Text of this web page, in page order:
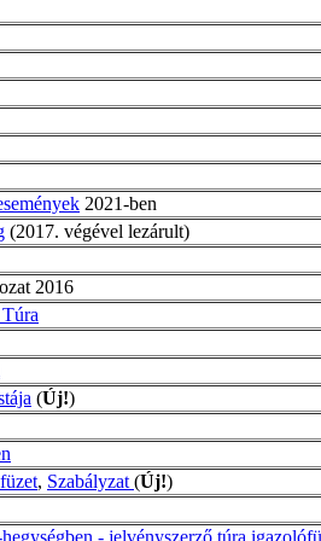
2021-ben
(2017. végével lezárult)
2016
(Új!)
, Szabályzat (Új!)
- jelvényszerző túra